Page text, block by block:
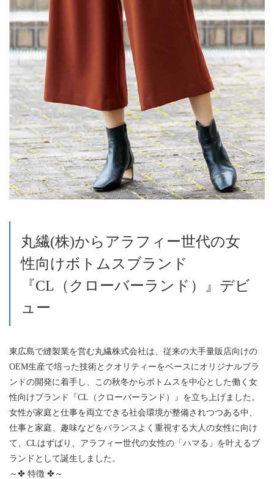
丸繊(株)からアラフィー世代の女
性向けボトムスブランド
『CL（クローバーランド）』デビ
ュー
東広島で縫製業を営む丸繊株式会社は、従来の大手量販店向けの
OEM生産で培った技術とクオリティーをベースにオリジナルブラ
ンドの開発に着手し、この秋冬からボトムスを中心とした働く女
性向けブランド『CL（クローバーランド）』を立ち上げました。
女性が家庭と仕事を両立できる社会環境が整備されつつある中、
仕事と家庭、趣味などをバランスよく重視する大人の女性に向け
て、CLはずばり、アラフィー世代の女性の「ハマる」を叶えるブ
ランドとして誕生しました。
～✤ 特徴 ✤～